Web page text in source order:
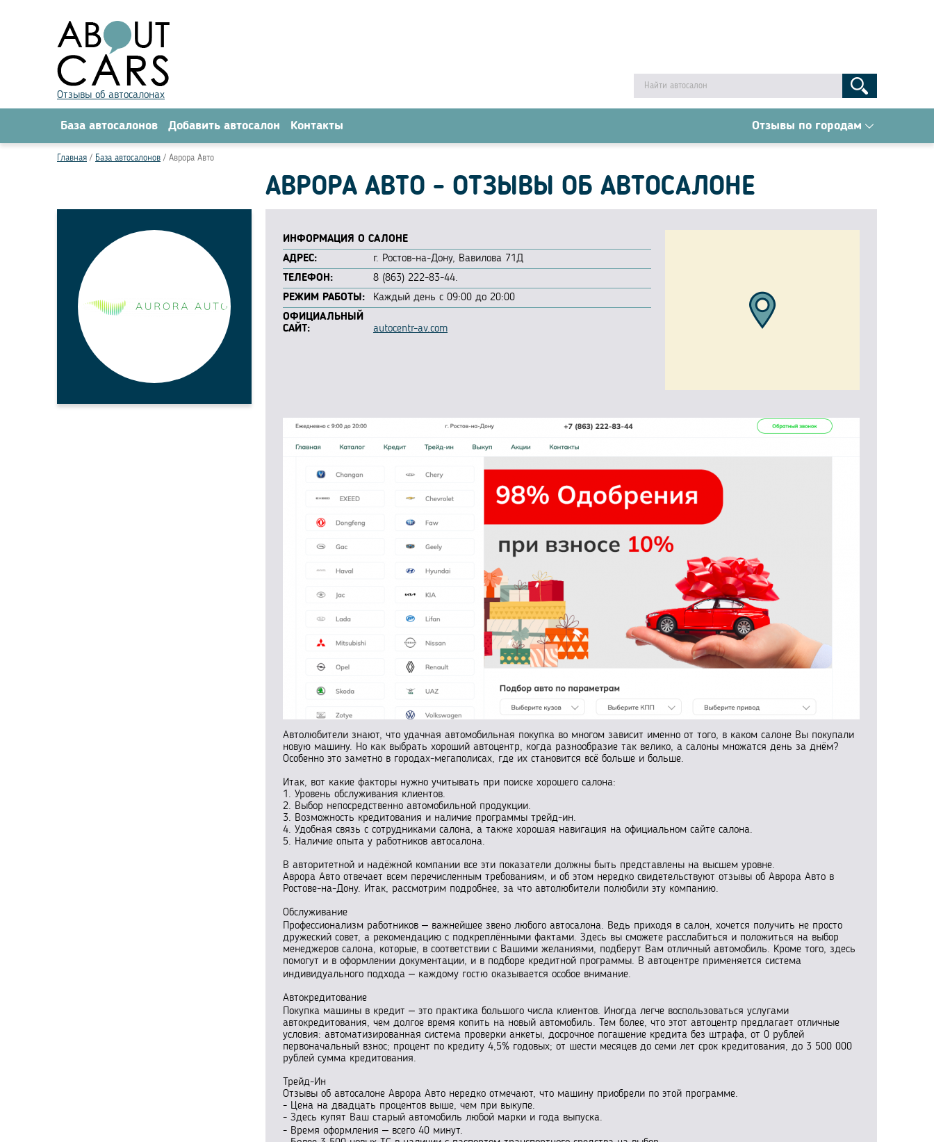
Отзывы об автосалонах
База автосалонов Добавить автосалон Контакты Отзывы по городам
Главная База автосалонов Аврора Авто
АВРОРА АВТО - ОТЗЫВЫ ОБ АВТОСАЛОНЕ
ИНФОРМАЦИЯ О САЛОНЕ
АДРЕС:
г. Ростов-на-Дону, Вавилова 71Д
ТЕЛЕФОН:
8 (863) 222-83-44.
РЕЖИМ РАБОТЫ:
Каждый день с 09:00 до 20:00
ОФИЦИАЛЬНЫЙ
САЙТ:
autocentr-av.com
Автолюбители знают, что удачная автомобильная покупка во многом зависит именно от того, в каком салоне Вы покупали
новую машину. Но как выбрать хороший автоцентр, когда разнообразие так велико, а салоны множатся день за днём?
Особенно это заметно в городах-мегаполисах, где их становится всё больше и больше.
Итак, вот какие факторы нужно учитывать при поиске хорошего салона:
1. Уровень обслуживания клиентов.
2. Выбор непосредственно автомобильной продукции.
3. Возможность кредитования и наличие программы трейд-ин.
4. Удобная связь с сотрудниками салона, а также хорошая навигация на официальном сайте салона.
5. Наличие опыта у работников автосалона.
В авторитетной и надёжной компании все эти показатели должны быть представлены на высшем уровне.
Аврора Авто отвечает всем перечисленным требованиям, и об этом нередко свидетельствуют отзывы об Аврора Авто в
Ростове-на-Дону. Итак, рассмотрим подробнее, за что автолюбители полюбили эту компанию.
Обслуживание
Профессионализм работников – важнейшее звено любого автосалона. Ведь приходя в салон, хочется получить не просто
дружеский совет, а рекомендацию с подкреплёнными фактами. Здесь вы сможете расслабиться и положиться на выбор
менеджеров салона, которые, в соответствии с Вашими желаниями, подберут Вам отличный автомобиль. Кроме того, здесь
помогут и в оформлении документации, и в подборе кредитной программы. В автоцентре применяется система
индивидуального подхода – каждому гостю оказывается особое внимание.
Автокредитование
Покупка машины в кредит – это практика большого числа клиентов. Иногда легче воспользоваться услугами
автокредитования, чем долгое время копить на новый автомобиль. Тем более, что этот автоцентр предлагает отличные
условия: автоматизированная система проверки анкеты, досрочное погашение кредита без штрафа, от 0 рублей
первоначальный взнос; процент по кредиту 4,5% годовых; от шести месяцев до семи лет срок кредитования, до 3 500 000
рублей сумма кредитования.
Трейд-Ин
Отзывы об автосалоне Аврора Авто нередко отмечают, что машину приобрели по этой программе.
- Цена на двадцать процентов выше, чем при выкупе.
- Здесь купят Ваш старый автомобиль любой марки и года выпуска.
- Время оформления – всего 40 минут.